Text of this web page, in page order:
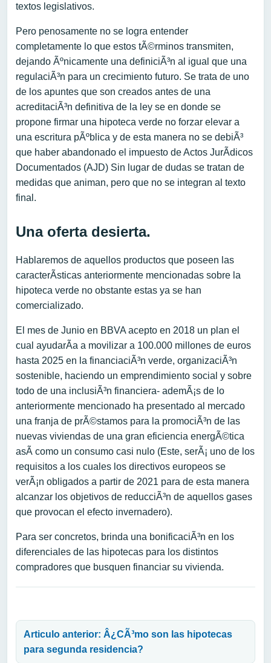
textos legislativos.
Pero penosamente no se logra entender
completamente lo que estos tÃ©rminos transmiten,
dejando Ãºnicamente una definiciÃ³n al igual que una
regulaciÃ³n para un crecimiento futuro. Se trata de uno
de los apuntes que son creados antes de una
acreditaciÃ³n definitiva de la ley se en donde se
propone firmar una hipoteca verde no forzar elevar a
una escritura pÃºblica y de esta manera no se debiÃ³
que haber abandonado el impuesto de Actos JurÃ­dicos
Documentados (AJD) Sin lugar de dudas se tratan de
medidas que animan, pero que no se integran al texto
final.
Una oferta desierta.
Hablaremos de aquellos productos que poseen las
caracterÃ­sticas anteriormente mencionadas sobre la
hipoteca verde no obstante estas ya se han
comercializado.
El mes de Junio en BBVA acepto en 2018 un plan el
cual ayudarÃ­a a movilizar a 100.000 millones de euros
hasta 2025 en la financiaciÃ³n verde, organizaciÃ³n
sostenible, haciendo un emprendimiento social y sobre
todo de una inclusiÃ³n financiera- ademÃ¡s de lo
anteriormente mencionado ha presentado al mercado
una franja de prÃ©stamos para la promociÃ³n de las
nuevas viviendas de una gran eficiencia energÃ©tica
asÃ­ como un consumo casi nulo (Este, serÃ¡ uno de los
requisitos a los cuales los directivos europeos se
verÃ¡n obligados a partir de 2021 para de esta manera
alcanzar los objetivos de reducciÃ³n de aquellos gases
que provocan el efecto invernadero).
Para ser concretos, brinda una bonificaciÃ³n en los
diferenciales de las hipotecas para los distintos
compradores que busquen financiar su vivienda.
Articulo anterior: Â¿CÃ³mo son las hipotecas
para segunda residencia?